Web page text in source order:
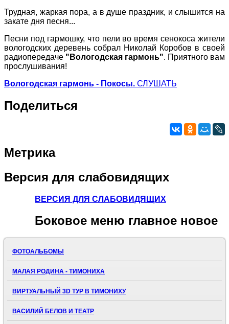
Трудная, жаркая пора, а в душе праздник, и слышится на
закате дня песня...
Песни под гармошку, что пели во время сенокоса жители
вологодских деревень собрал Николай Коробов в своей
радиопередаче "Вологодская гармонь". Приятного вам
прослушивания!
Вологодская гармонь - Покосы. СЛУШАТЬ
Поделиться
Метрика
Версия для слабовидящих
ВЕРСИЯ ДЛЯ СЛАБОВИДЯЩИХ
Боковое меню главное новое
ФОТОАЛЬБОМЫ
МАЛАЯ РОДИНА - ТИМОНИХА
ВИРТУАЛЬНЫЙ 3D ТУР В ТИМОНИХУ
ВАСИЛИЙ БЕЛОВ И ТЕАТР